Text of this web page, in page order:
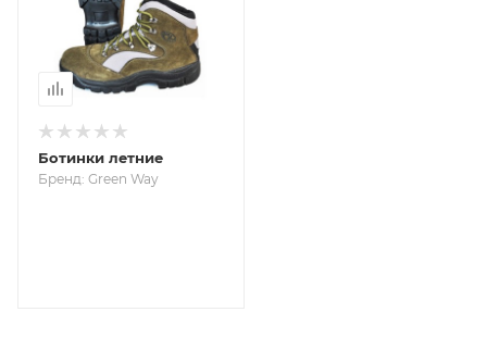
Ботинки летние
Бренд: Green Way